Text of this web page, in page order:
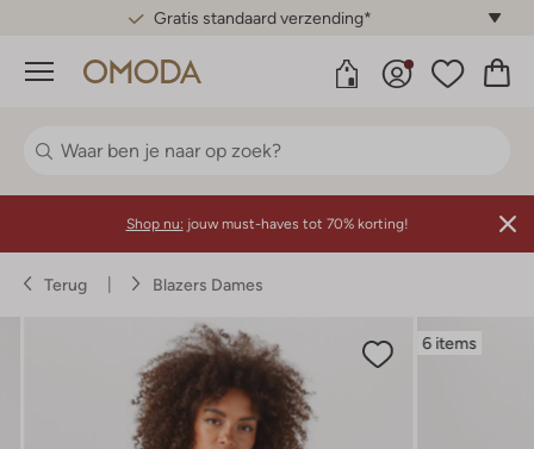
Gratis standaard verzending*
Menu
Shop nu: jouw must-haves tot 70% korting!
Terug Blazers Dames
6 items